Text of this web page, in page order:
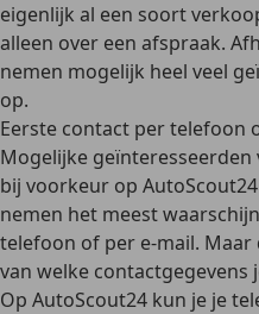
eigenlijk al een soort
alleen over een afspraak.
nemen mogelijk heel veel
op.
Eerste contact per telefoon
Mogelijke
bij voorkeur op
nemen het meest
telefoon of per e-mail.
van welke contactgegevens
Op AutoScout24 kun je je